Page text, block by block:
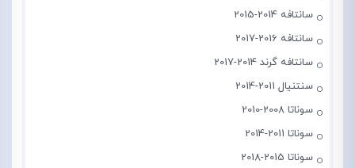
سانتافه 2014-2015
سانتافه 2016-2017
سانتافه گرند 2014-2017
سنتنیال 2011-2014
سوناتا 2008-2010
سوناتا 2011-2014
سوناتا 2015-2018